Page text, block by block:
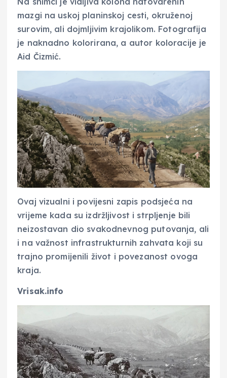
mazgi na uskoj planinskoj cesti, okruženoj
surovim, ali dojmljivim krajolikom. Fotografija
je naknadno kolorirana, a autor koloracije je
Aid Čizmić.
Ovaj vizualni i povijesni zapis podsjeća na
vrijeme kada su izdržljivost i strpljenje bili
neizostavan dio svakodnevnog putovanja, ali
i na važnost infrastrukturnih zahvata koji su
trajno promijenili život i povezanost ovoga
kraja.
Vrisak.info